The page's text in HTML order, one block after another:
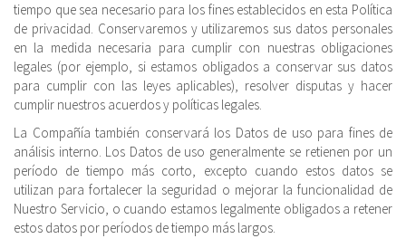
tiempo que sea necesario para los fines establecidos en esta Política
de privacidad. Conservaremos y utilizaremos sus datos personales
en la medida necesaria para cumplir con nuestras obligaciones
legales (por ejemplo, si estamos obligados a conservar sus datos
para cumplir con las leyes aplicables), resolver disputas y hacer
cumplir nuestros acuerdos y políticas legales.
La Compañía también conservará los Datos de uso para fines de
análisis interno. Los Datos de uso generalmente se retienen por un
período de tiempo más corto, excepto cuando estos datos se
utilizan para fortalecer la seguridad o mejorar la funcionalidad de
Nuestro Servicio, o cuando estamos legalmente obligados a retener
estos datos por períodos de tiempo más largos.